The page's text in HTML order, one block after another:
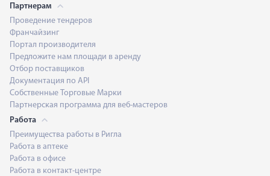
Партнерам
Проведение тендеров
Франчайзинг
Портал производителя
Предложите нам площади в аренду
Отбор поставщиков
Документация по API
Собственные Торговые Марки
Партнерская программа для веб-мастеров
Работа
Преимущества работы в Ригла
Работа в аптеке
Работа в офисе
Работа в контакт-центре